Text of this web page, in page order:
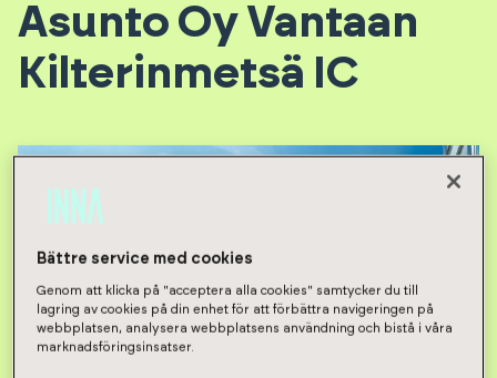
Asunto Oy Vantaan
Kilterinmetsä IC
Bättre service med cookies
Genom att klicka på "acceptera alla cookies" samtycker du till
lagring av cookies på din enhet för att förbättra navigeringen på
webbplatsen, analysera webbplatsens användning och bistå i våra
marknadsföringsinsatser.